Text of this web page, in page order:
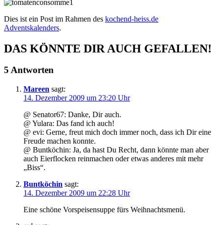
Dies ist ein Post im Rahmen des kochend-heiss.de
Adventskalenders.
DAS KÖNNTE DIR AUCH GEFALLEN!
5 Antworten
Mareen sagt:
14. Dezember 2009 um 23:20 Uhr
@ Senator67: Danke, Dir auch.
@ Yulara: Das fand ich auch!
@ evi: Gerne, freut mich doch immer noch, dass ich Dir eine
Freude machen konnte.
@ Buntköchin: Ja, da hast Du Recht, dann könnte man aber
auch Eierflocken reinmachen oder etwas anderes mit mehr
„Biss“.
Buntköchin sagt:
14. Dezember 2009 um 22:28 Uhr
Eine schöne Vorspeisensuppe fürs Weihnachtsmenü.